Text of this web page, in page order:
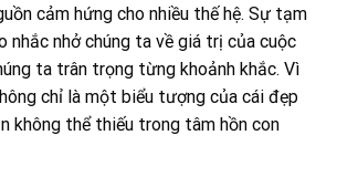
cảm hứng cho nhiều thế hệ. Sự tạm
nhắc nhở chúng ta về giá trị của cuộc
ta trân trọng từng khoảnh khắc. Vì
chỉ là một biểu tượng của cái đẹp
không thể thiếu trong tâm hồn con